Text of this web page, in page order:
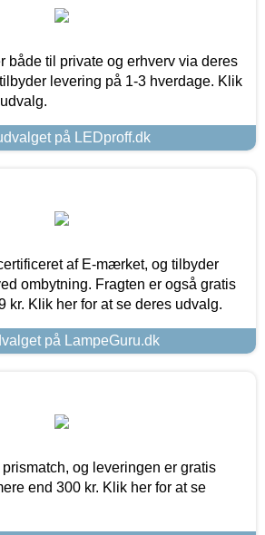
både til private og erhverv via deres
levering på 1-3 hverdage. Klik
på LEDproff.dk
af E-mærket, og tilbyder
ombytning. Fragten er også gratis
kr. Klik her for at se deres udvalg.
på LampeGuru.dk
og leveringen er gratis
end 300 kr. Klik her for at se